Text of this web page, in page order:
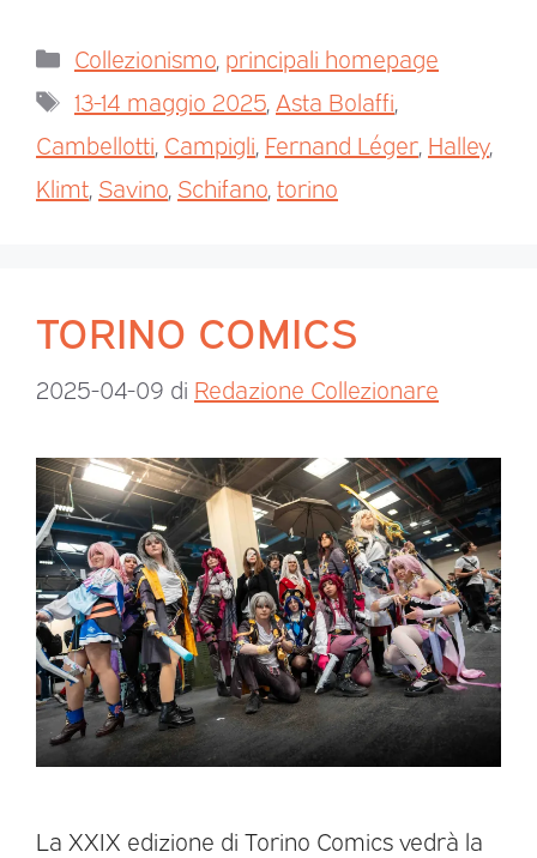
Collezionismo principali homepage
13-14 maggio 2025 Asta Bolaffi
Cambellotti Campigli Fernand Léger Halley,
Klimt Savino Schifano torino
TORINO COMICS
2025-04-09 di Redazione Collezionare
La XXIX edizione di Torino Comics vedrà la